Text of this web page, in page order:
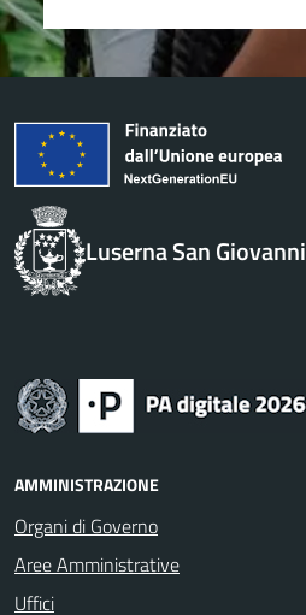
Luserna San Giovanni
AMMINISTRAZIONE
Organi di Governo
Aree Amministrative
Uffici